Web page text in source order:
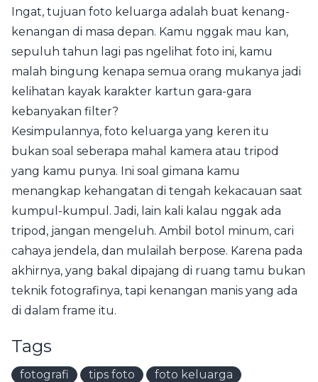
Ingat, tujuan foto keluarga adalah buat kenang-
kenangan di masa depan. Kamu nggak mau kan,
sepuluh tahun lagi pas ngelihat foto ini, kamu
malah bingung kenapa semua orang mukanya jadi
kelihatan kayak karakter kartun gara-gara
kebanyakan filter?
Kesimpulannya, foto keluarga yang keren itu
bukan soal seberapa mahal kamera atau tripod
yang kamu punya. Ini soal gimana kamu
menangkap kehangatan di tengah kekacauan saat
kumpul-kumpul. Jadi, lain kali kalau nggak ada
tripod, jangan mengeluh. Ambil botol minum, cari
cahaya jendela, dan mulailah berpose. Karena pada
akhirnya, yang bakal dipajang di ruang tamu bukan
teknik fotografinya, tapi kenangan manis yang ada
di dalam frame itu.
Tags
fotografi tips foto
foto keluarga